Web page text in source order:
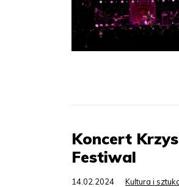
Koncert
Festiwal
14.02.2024 Kultura i